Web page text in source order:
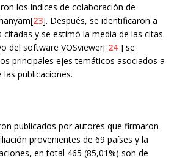
los índices de colaboración de
23]. Después, se identificaron a
citadas y se estimó la media de las citas.
del software VOSviewer[ 24 ] se
principales ejes temáticos asociados a
las publicaciones.
publicados por autores que firmaron
provenientes de 69 países y la
en total 465 (85,01%) son de